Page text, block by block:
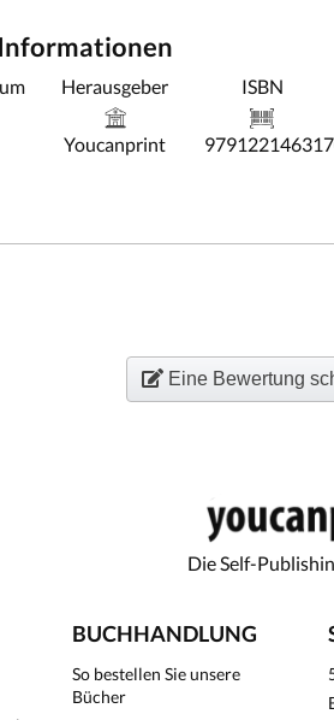
Herausgeber
Youcanprint
ISBN
Eine Bewertung
Die Self-
BUCHHANDLUNG
So bestellen Sie unsere
Bücher